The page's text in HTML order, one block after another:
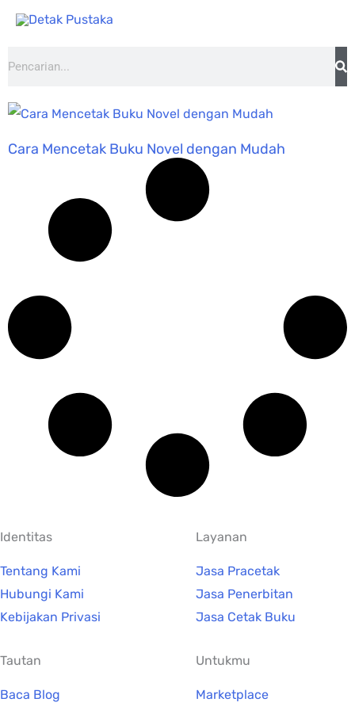
Lewati
Cara Mencetak Buku Novel dengan Mudah
Identitas
Tentang Kami
Hubungi Kami
Kebijakan Privasi
Layanan
Jasa Pracetak
Jasa Penerbitan
Jasa Cetak Buku
Tautan
Baca Blog
Untukmu
Marketplace